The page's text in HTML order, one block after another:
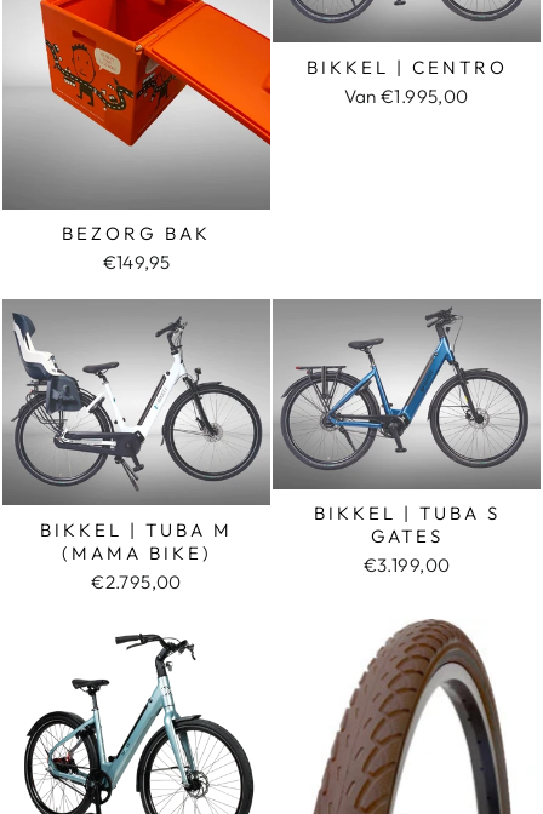
BEZORG BAK
€149,95
BIKKEL | CENTRO
Van €1.995,00
BIKKEL | TUBA M
(MAMA BIKE)
€2.795,00
BIKKEL | TUBA S
GATES
€3.199,00